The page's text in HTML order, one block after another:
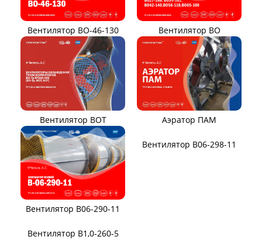
Вентилятор ВО06-300 Вентилятор В2,3-130
Вентилятор ВО-46-130